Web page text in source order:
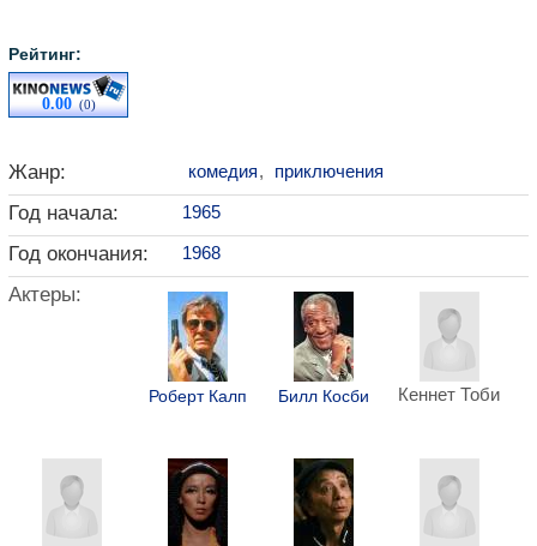
Рейтинг:
0.00(0)
Жанр: комедия, приключения
Год начала: 1965
Год окончания: 1968
Актеры:
Роберт Калп Билл Косби Кеннет Тоби